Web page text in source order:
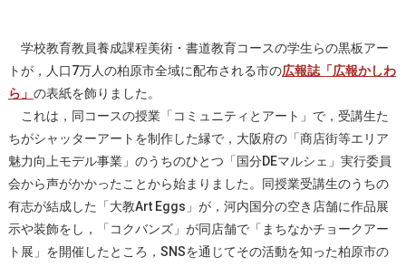
学校教育教員養成課程美術・書道教育コースの学生らの黒板アー
トが，人口7万人の柏原市全域に配布される市の広報誌「広報かしわ
ら」 の表紙を飾りました。
これは，同コースの授業「コミュニティとアート」で，受講生た
ちがシャッターアートを制作した縁で，大阪府の「商店街等エリア
魅力向上モデル事業」のうちのひとつ「国分DEマルシェ」実行委員
会から声がかかったことから始まりました。同授業受講生のうちの
有志が結成した「大教Art Eggs」が，河内国分の空き店舗に作品展
示や装飾をし，「コクバンズ」が同店舗で「まちなかチョークアー
ト展」を開催したところ，SNSを通じてその活動を知った柏原市の